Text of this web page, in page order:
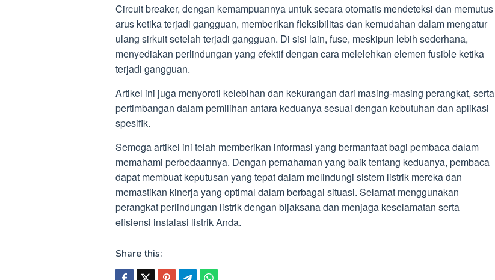
Circuit breaker, dengan kemampuannya untuk secara otomatis mendeteksi dan memutus
arus ketika terjadi gangguan, memberikan fleksibilitas dan kemudahan dalam mengatur
ulang sirkuit setelah terjadi gangguan. Di sisi lain, fuse, meskipun lebih sederhana,
menyediakan perlindungan yang efektif dengan cara melelehkan elemen fusible ketika
terjadi gangguan.
Artikel ini juga menyoroti kelebihan dan kekurangan dari masing-masing perangkat, serta
pertimbangan dalam pemilihan antara keduanya sesuai dengan kebutuhan dan aplikasi
spesifik.
Semoga artikel ini telah memberikan informasi yang bermanfaat bagi pembaca dalam
memahami perbedaannya. Dengan pemahaman yang baik tentang keduanya, pembaca
dapat membuat keputusan yang tepat dalam melindungi sistem listrik mereka dan
memastikan kinerja yang optimal dalam berbagai situasi. Selamat menggunakan
perangkat perlindungan listrik dengan bijaksana dan menjaga keselamatan serta
efisiensi instalasi listrik Anda.
Share this: